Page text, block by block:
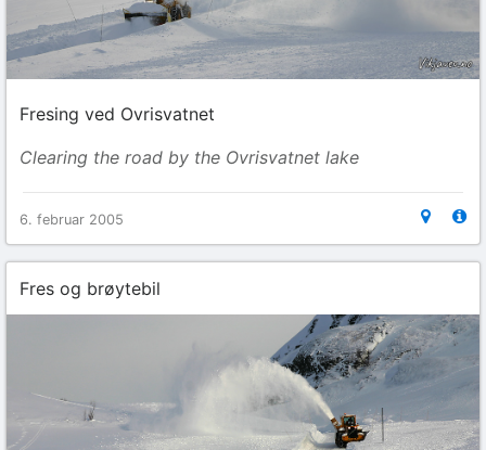
Fresing ved Ovrisvatnet
Clearing the road by the Ovrisvatnet lake
6. februar 2005
Fres og brøytebil